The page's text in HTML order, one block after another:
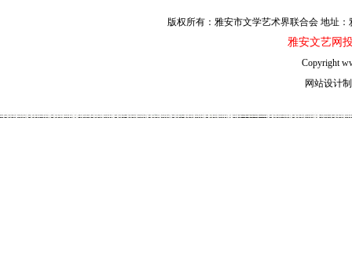
版权所有：雅安市文学艺术界联合会 地址：
雅安文艺网
Copyright
网站设计